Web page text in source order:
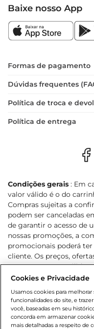
Baixe nosso App
Formas de pagamento
Dúvidas frequentes
Política de troca e
Política de entrega
Condições gerais : Em
valor válido é o do
Compras sujeitas a
podem ser canceladas
de garantir o acesso de
nossas promoções, a
promocionais poderá
cliente. Os preços,
o e-commerce e válidos
sofrer alterações sem
Lei n.º 8069/90, art. 81,
Adolescente). Preços e
www.bretas.com.br,
Cookies e Privacidade
Usamos cookies para
funcionalidades do site, e
você, baseadas em seu
concorda em armazenar
mais detalhadas a respeito de